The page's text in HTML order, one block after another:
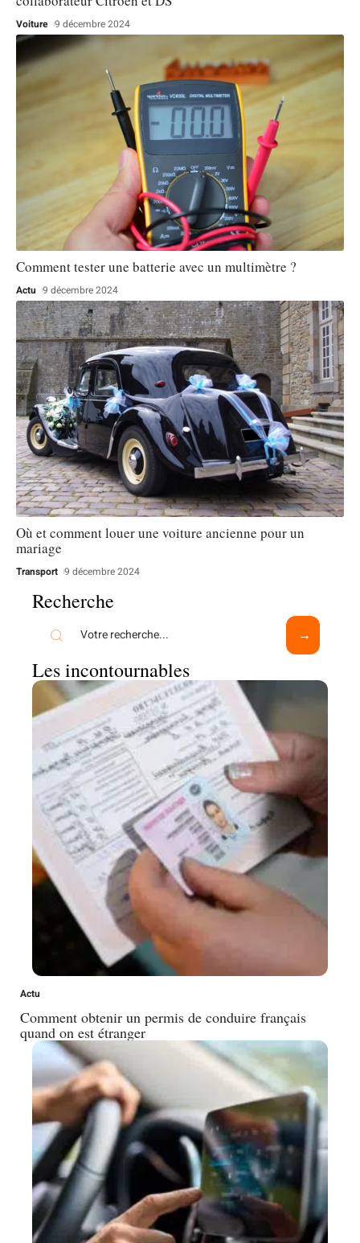
Voiture 9 décembre 2024
Comment tester une batterie avec un multimètre ?
Actu 9 décembre 2024
Où et comment louer une voiture ancienne pour un
mariage
Transport 9 décembre 2024
Recherche
Les incontournables
Actu
Comment obtenir un permis de conduire français
quand on est étranger